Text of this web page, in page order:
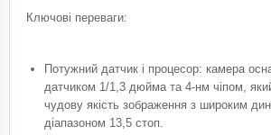
Ключові переваги:
Потужний датчик і процесор: камера
датчиком 1/1,3 дюйма та 4-нм чіпом,
чудову якість зображення з широким
діапазоном 13,5 стоп.